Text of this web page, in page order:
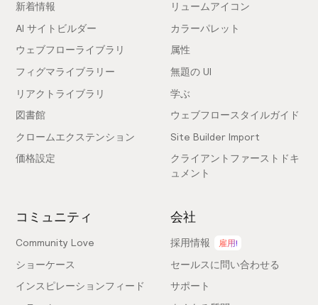
新着情報
AI サイトビルダー
ウェブフローライブラリ
フィグマライブラリー
リアクトライブラリ
図書館
クロームエクステンション
価格設定
リュームアイコン
カラーパレット
属性
無題の UI
学ぶ
ウェブフロースタイルガイド
Site Builder Import
クライアントファーストドキ
ュメント
コミュニティ
Community Love
ショーケース
インスピレーションフィード
会社
採用情報 雇用!
セールスに問い合わせる
サポート